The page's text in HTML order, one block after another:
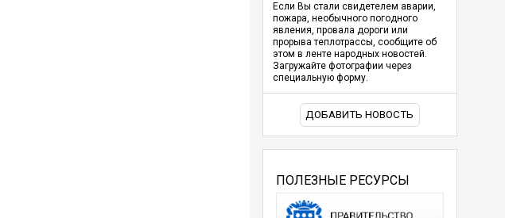
Если Вы стали свидетелем аварии,
пожара, необычного погодного
явления, провала дороги или
прорыва теплотрассы, сообщите об
этом в ленте народных новостей.
Загружайте фотографии через
специальную форму.
ДОБАВИТЬ НОВОСТЬ
ПОЛЕЗНЫЕ РЕСУРСЫ